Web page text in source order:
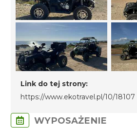
Link do tej strony:
https://www.ekotravel.pl/10/18107
WYPOSAŻENIE